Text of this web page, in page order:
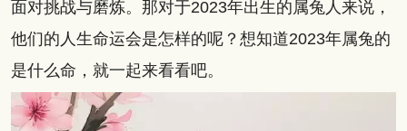
面对挑战与磨炼。那对于2023年出生的属兔人来说，
他们的人生命运会是怎样的呢？想知道2023年属兔的
是什么命，就一起来看看吧。